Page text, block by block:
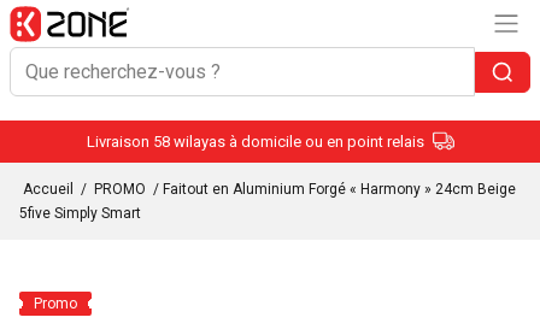
Livraison 58 wilayas à domicile ou en point relais
Accueil / PROMO / Faitout en Aluminium Forgé « Harmony » 24cm Beige
5five Simply Smart
Promo